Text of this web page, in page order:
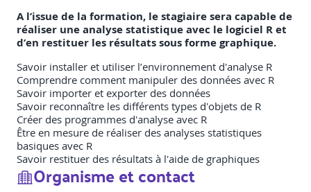
A l’issue de la formation, le stagiaire sera capable de
réaliser une analyse statistique avec le logiciel R et
d’en restituer les résultats sous forme graphique.
Savoir installer et utiliser l’environnement d'analyse R
Comprendre comment manipuler des données avec R
Savoir importer et exporter des données
Savoir reconnaître les différents types d'objets de R
Créer des programmes d'analyse avec R
Être en mesure de réaliser des analyses statistiques
basiques avec R
Savoir restituer des résultats à l'aide de graphiques
Organisme et contact